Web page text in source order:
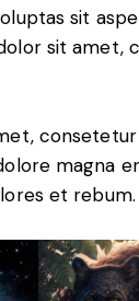
sit
sit amet,
magna
et